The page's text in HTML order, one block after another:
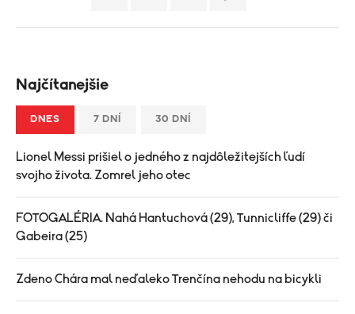
Najčítanejšie
DNES 7 DNÍ 30 DNÍ
Lionel Messi prišiel o jedného z najdôležitejších ľudí
svojho života. Zomrel jeho otec
FOTOGALÉRIA. Nahá Hantuchová (29), Tunnicliffe (29) či
Gabeira (25)
Zdeno Chára mal neďaleko Trenčína nehodu na bicykli